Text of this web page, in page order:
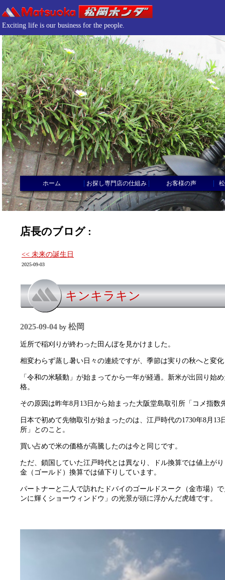
Exciting life is our business for the people.
ホーム お探し専門店の仕組み お客様の声
店長のブログ :
<< 未来の誕生日
2025-09-03
キンキラキン
2025-09-04 by 松岡
近所で稲刈りが終わった田んぼを見かけました。
相変わらず蒸し暑い日々の連続ですが、季節は実りの秋へと変
「令和の米騒動」が始まってから一年が経過。新米が出回り始
格。
その原因は昨年8月13日から始まった大阪堂島取引所「コメ指数
日本で初めて先物取引が始まったのは、江戸時代の1730年8月
所」とのこと。
買い占めで米の価格が高騰したのは今と同じです。
ただ、鎖国していた江戸時代とは異なり、ドル換算では値上が
金（ゴールド）換算では値下りしています。
パートナーと二人で訪れたドバイのゴールドスーク（金市場）
ンに輝くショーウィンドウ」の光景が頭に浮かんだ虎雄です。